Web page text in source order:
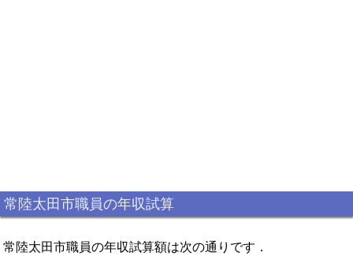
常陸太田市職員の年収試算
常陸太田市職員の年収試算額は次の通りです．